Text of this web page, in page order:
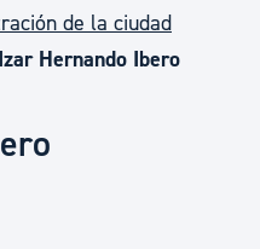
de la ciudad
Izar Hernando Ibero